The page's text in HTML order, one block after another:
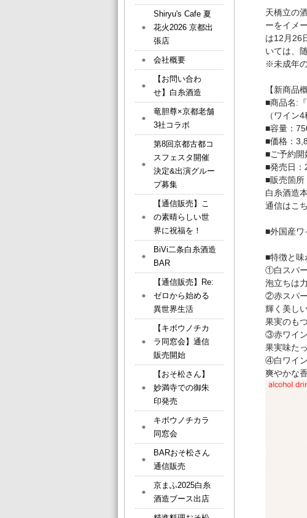
天橋立の
ーをイメ
は12月26
いては、
※未成年
【新商品
■商品名:
（ワイン
■容量：
■価格：
■ご予約開
■発売日：
■販売箇所
白糸酒造
通信はこ
■外国産ワ
■特徴と味
①白スパ
泡立ちは
②赤スパ
輝く美し
果実のも
③赤ワイ
果実味た
④白ワイ
爽やかな
Shiryu's Cafe 夏
花火2026 京都出
張店
会社概要
【お問い合わ
せ】白糸酒造
竜胆尊×京都老舗
3社コラボ
第8回京都古都コ
スフェスタ開催
決定&出演グルー
プ募集
【通信販売】こ
の素晴らしい世
界に祝福を！
BiVi二条白糸酒造
BAR
【通信販売】Re:
ゼロから始める
異世界生活
【キボウノチカ
ラ同窓会】通信
販売開始
【おそ松さん】
妙満寺での御朱
印発売
キボウノチカラ
同窓会
BARおそ松さん
通信販売
京まふ2025白糸
酒造ブース出店